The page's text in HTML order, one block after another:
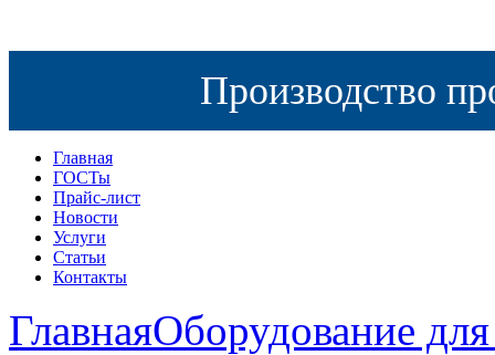
Производство
Главная
ГОСТы
Прайс-лист
Новости
Услуги
Статьи
Контакты
ГлавнаяОборудование